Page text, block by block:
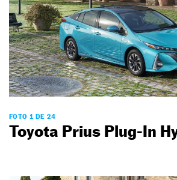
FOTO 1 DE 24
Toyota Prius Plug-In